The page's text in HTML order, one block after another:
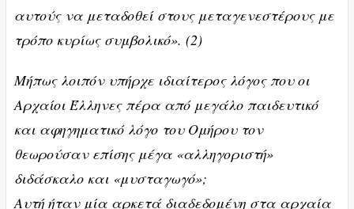
αυτούς να μεταδοθεί στους μεταγενεστέρους με
τρόπο κυρίως συμβολικό». (2)
Μήπως λοιπόν υπήρχε ιδιαίτερος λόγος που οι
Αρχαίοι Έλληνες πέρα από μεγάλο παιδευτικό
και αφηγηματικό λόγο του Ομήρου τον
θεωρούσαν επίσης μέγα «αλληγοριστή»
διδάσκαλο και «μυσταγωγό»;
Αυτή ήταν μία αρκετά διαδεδομένη στα αρχαία